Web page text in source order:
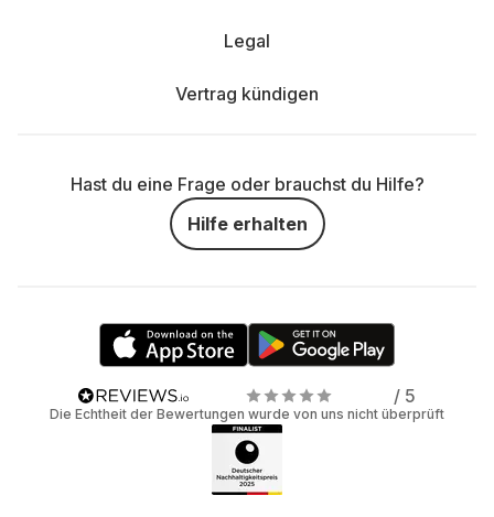
Legal
Vertrag kündigen
Hast du eine Frage oder brauchst du Hilfe?
Hilfe erhalten
/ 5
Die Echtheit der Bewertungen wurde von uns nicht überprüft